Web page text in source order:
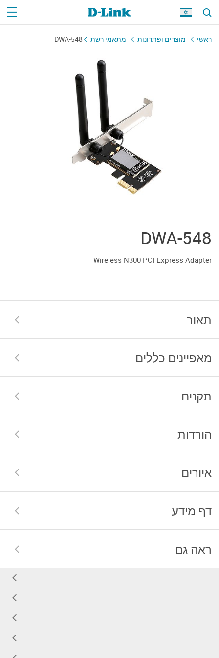
ראשי מוצרים ופתרונות מתאמי רשת DWA-548
DWA-548
Wireless N300 PCI Express Adapter
תאור
מאפיינים כללים
תקנים
הורדות
איורים
דף מידע
ראה גם